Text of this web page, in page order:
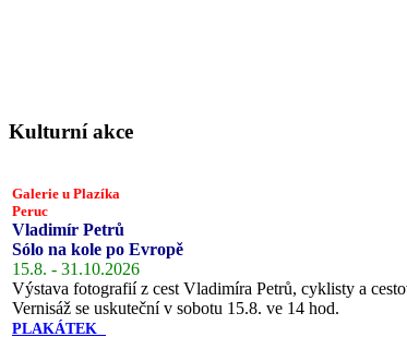
Kulturní akce
Galerie u Plazíka
Peruc
Vladimír Petrů
Sólo na kole po Evropě
15.8. - 31.10.2026
Výstava fotografií z cest Vladimíra Petrů, cyklisty a
Vernisáž se uskuteční v sobotu 15.8. ve 14 hod.
PLAKÁTEK